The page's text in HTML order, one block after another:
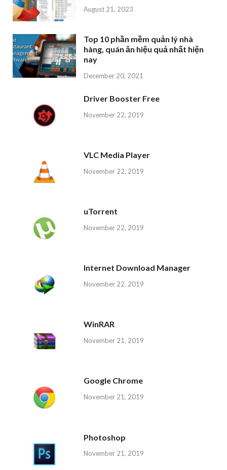
August 21, 2023
Top 10 phần mềm quản lý nhà
hàng, quán ăn hiệu quả nhất hiện
nay
December 20, 2021
Driver Booster Free
November 22, 2019
VLC Media Player
November 22, 2019
uTorrent
November 22, 2019
Internet Download Manager
November 22, 2019
WinRAR
November 21, 2019
Google Chrome
November 21, 2019
Photoshop
November 21, 2019